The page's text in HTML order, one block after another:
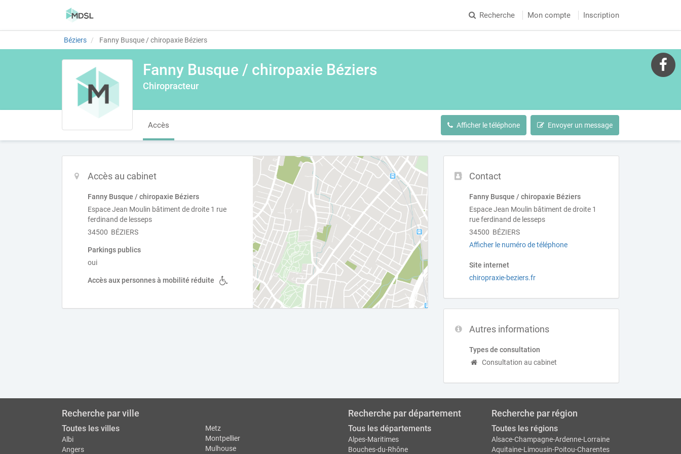
Recherche Mon compte Inscription
Béziers Fanny Busque / chiropaxie Béziers
Fanny Busque / chiropaxie Béziers
Chiropracteur
Accès Afficher le téléphone Envoyer un message
Contact
Fanny Busque / chiropaxie Béziers
Espace Jean Moulin bâtiment de droite 1
rue ferdinand de lesseps
34500 BÉZIERS
Afficher le numéro de téléphone
Site internet
chiropraxie-beziers.fr
Autres informations
Types de consultation
Consultation au cabinet
Accès au cabinet
Fanny Busque / chiropaxie Béziers
Espace Jean Moulin bâtiment de droite 1 rue
ferdinand de lesseps
34500 BÉZIERS
Parkings publics
oui
Accès aux personnes à mobilité réduite
Recherche par ville
Toutes les villes
Albi
Angers
Metz
Montpellier
Mulhouse
Recherche par département
Tous les départements
Alpes-Maritimes
Bouches-du-Rhône
Recherche par région
Toutes les régions
Alsace-Champagne-Ardenne-Lorraine
Aquitaine-Limousin-Poitou-Charentes